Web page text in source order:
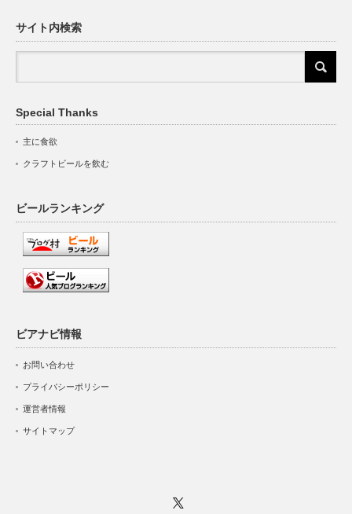
サイト内検索
Special Thanks
主に食欲
クラフトビールを飲む
ビールランキング
ビアナビ情報
お問い合わせ
プライバシーポリシー
運営者情報
サイトマップ